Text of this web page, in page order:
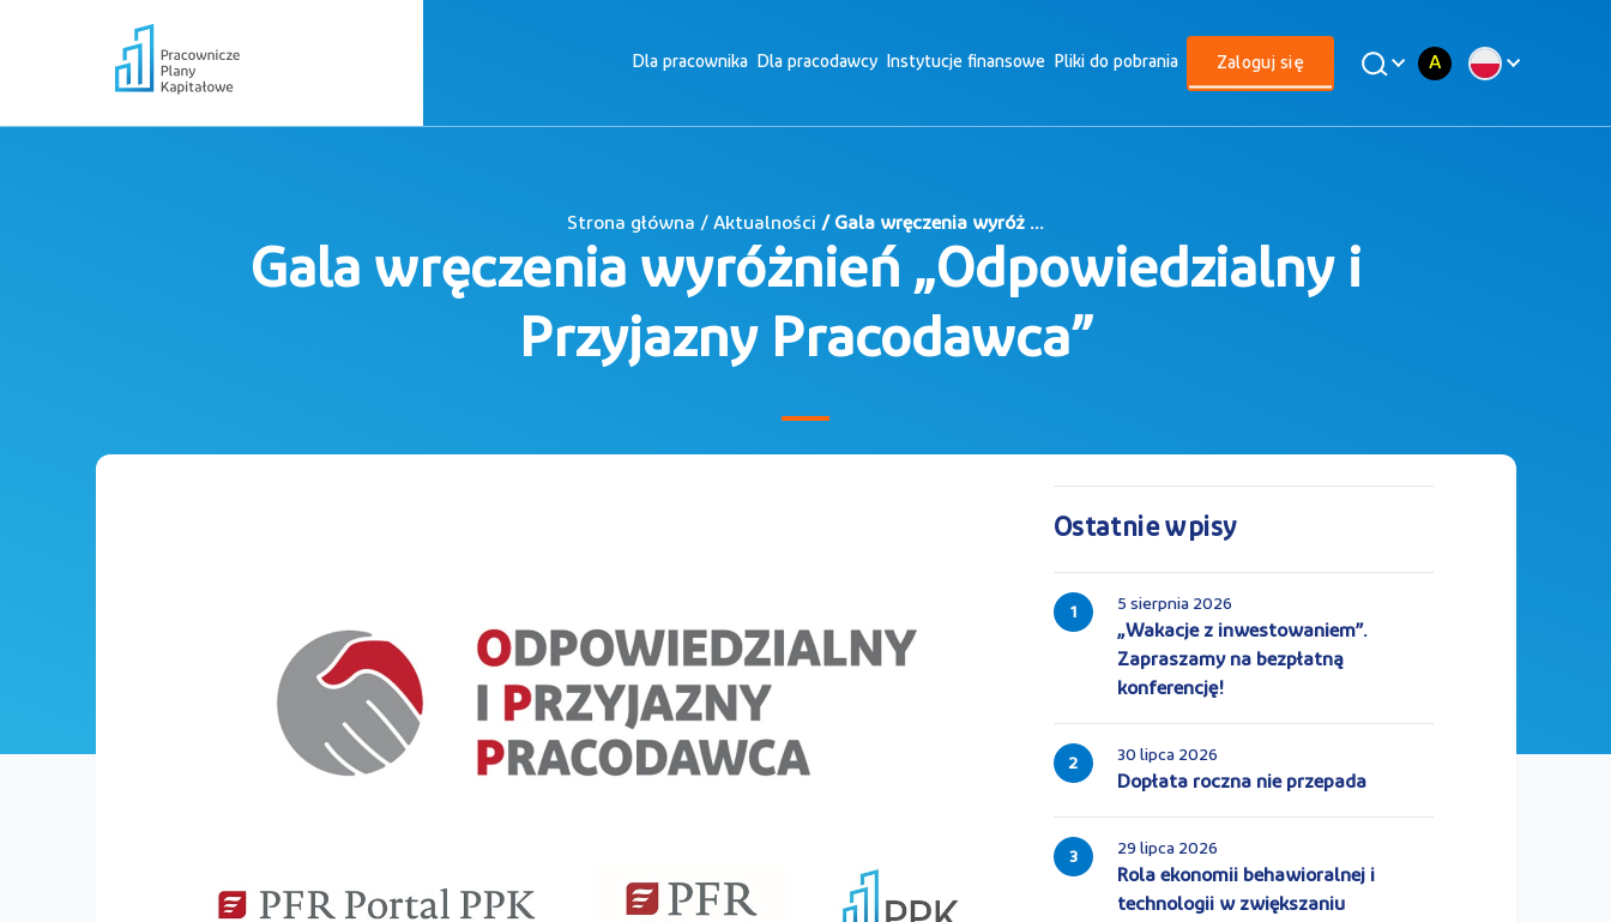
Dla pracownika Dla pracodawcy Instytucje finansowe Pliki do pobrania Zaloguj się A
Strona główna / Aktualności / Gala wręczenia wyróż ...
Gala wręczenia wyróżnień „Odpowiedzialny i
Przyjazny Pracodawca”
Ostatnie wpisy
1 5 sierpnia 2026
„Wakacje z inwestowaniem”.
Zapraszamy na bezpłatną
konferencję!
2 30 lipca 2026
Dopłata roczna nie przepada
3 29 lipca 2026
Rola ekonomii behawioralnej i
technologii w zwiększaniu